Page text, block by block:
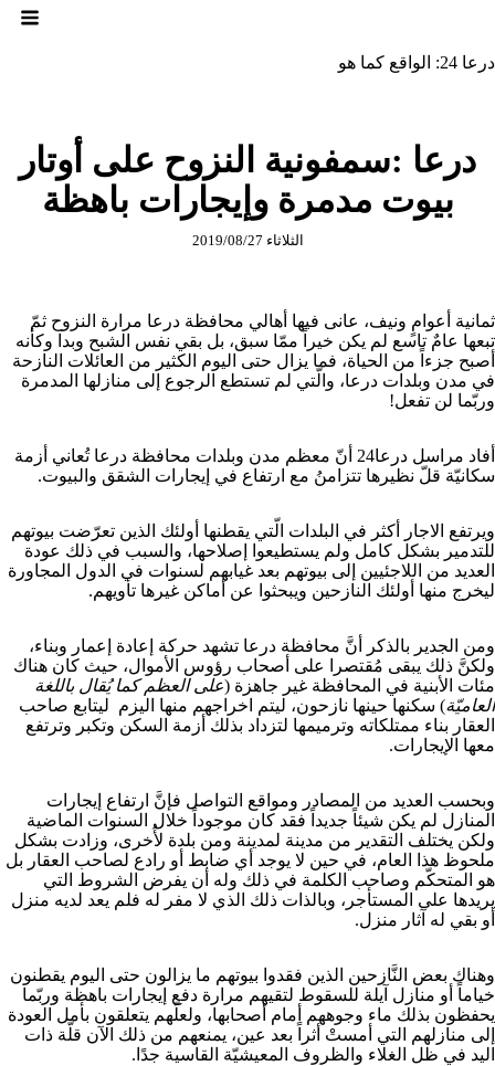
درعا 24: الواقع كما هو
درعا :سمفونية النزوح على أوتار
بيوت مدمرة وإيجارات باهظة
الثلاثاء 2019/08/27
ثمانية أعوامٍ ونيف، عانى فيها أهالي محافظة درعا مرارة النزوح ثمّ
تبعها عامٌ تاسع لم يكن خيراً ممّا سبق، بل بقي نفس الشبح وبدا وكأنه
أصبح جزءاً من الحياة، فما يزال حتى اليوم الكثير من العائلات النازحة
في مدن وبلدات درعا، والّتي لم تستطع الرجوع إلى منازلها المدمرة
وربّما لن تفعل!
أفاد مراسل درعا24 أنّ معظم مدن وبلدات محافظة درعا تُعاني أزمة
سكانيّة قلّ نظيرها تتزامنُ مع ارتفاع في إيجارات الشقق والبيوت.
ويرتفع الاجار أكثر في البلدات الّتي يقطنها أولئك الذين تعرّضت بيوتهم
للتدمير بشكل كامل ولم يستطيعوا إصلاحها، والسبب في ذلك عودة
العديد من اللاجئيين إلى بيوتهم بعد غيابهم لسنوات في الدول المجاورة
ليخرج منها أولئك النازحين ويبحثوا عن أماكن غيرها تأويهم.
ومن الجدير بالذكر أنَّ محافظة درعا تشهد حركة إعادة إعمار وبناء،
ولكنَّ ذلك يبقى مُقتصرا على أصحاب رؤوس الأموال، حيث كان هناك
مئات الأبنية في المحافظة غير جاهزة (على العظم كما يُقال باللغة
العاميّة) سكنها حينها نازحون، ليتم اخراجهم منها اليزم ليتابع صاحب
العقار بناء ممتلكاته وترميمها لتزداد بذلك أزمة السكن وتكبر وترتفع
معها الإيجارات.
وبحسب العديد من المصادر ومواقع التواصل فإنَّ ارتفاع إيجارات
المنازل لم يكن شيئاً جديداً فقد كان موجوداً خلال السنوات الماضية
ولكن يختلف التقدير من مدينة لمدينة ومن بلدة لأُخرى، وزادت بشكل
ملحوظ هذا العام، في حين لا يوجد أي ضابط أو رادع لصاحب العقار بل
هو المتحكّم وصاحب الكلمة في ذلك وله أن يفرض الشروط التي
يريدها على المستأجر، وبالذات ذلك الذي لا مفر له فلم يعد لديه منزل
أو بقي له آثار منزل.
وهناك بعض النَّازحين الذين فقدوا بيوتهم ما يزالون حتى اليوم يقطنون
خياماً أو منازل آيلة للسقوط لتقيهم مرارة دفع إيجارات باهظة وربّما
يحفظون بذلك ماء وجوههم أمام أصحابها، ولعلّهم يتعلقون بأمل العودة
إلى منازلهم التي أمستْ أثراً بعد عين، يمنعهم من ذلك الآن قلّة ذات
اليد في ظل الغلاء والظروف المعيشيّة القاسية جدًا.